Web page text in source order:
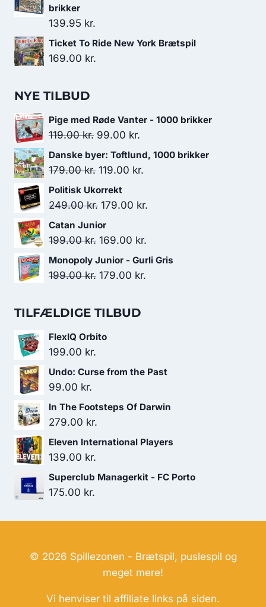
brikker
139.95 kr.
Ticket To Ride New York Brætspil
169.00 kr.
NYE TILBUD
Pige med Røde Vanter - 1000 brikker
119.00kr. Den
oprindelige
pris
119.00 kr..
99.00 kr.
aktuelle
pris
Danske byer: Toftlund, 1000 brikker
179.00kr. Den
oprindelige
pris
179.00 kr..
119.00 kr.
pris
Politisk Ukorrekt
249.00kr. Den
oprindelige
pris
249.00 kr..
179.00 kr.
Catan Junior
199.00kr. Den
oprindelige
pris
169.00 kr.
aktuelle
Monopoly Junior - Gurli Gris
199.00kr. Den
pris
199.00 kr..
179.00 kr.
TILFÆLDIGE TILBUD
FlexIQ Orbito
199.00 kr.
Undo: Curse from the Past
99.00 kr.
In The Footsteps Of Darwin
279.00 kr.
Eleven International Players
139.00 kr.
Superclub Managerkit - FC Porto
175.00 kr.
© 2026 Spillezonen - Brætspil, puslespil og
meget mere!
Vi henviser til affiliate links på siden.